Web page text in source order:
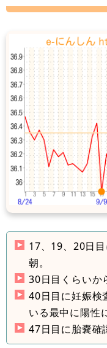
17、19、20日
朝。
30日目くらいか
40日目に妊娠検
いる最中に陽性
47日目に胎嚢確